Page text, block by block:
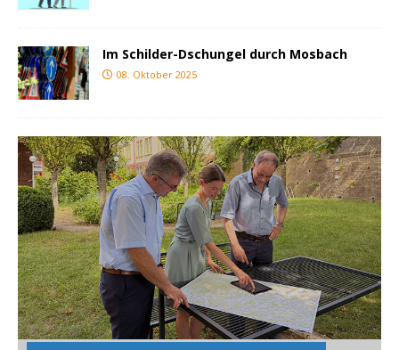
Im Schilder-Dschungel durch Mosbach
08. Oktober 2025